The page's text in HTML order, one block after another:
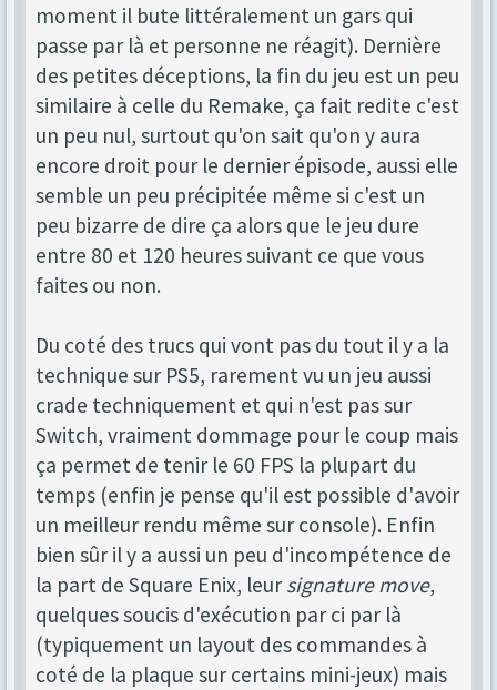
moment il bute littéralement un gars qui
passe par là et personne ne réagit). Dernière
des petites déceptions, la fin du jeu est un peu
similaire à celle du Remake, ça fait redite c'est
un peu nul, surtout qu'on sait qu'on y aura
encore droit pour le dernier épisode, aussi elle
semble un peu précipitée même si c'est un
peu bizarre de dire ça alors que le jeu dure
entre 80 et 120 heures suivant ce que vous
faites ou non.
Du coté des trucs qui vont pas du tout il y a la
technique sur PS5, rarement vu un jeu aussi
crade techniquement et qui n'est pas sur
Switch, vraiment dommage pour le coup mais
ça permet de tenir le 60 FPS la plupart du
temps (enfin je pense qu'il est possible d'avoir
un meilleur rendu même sur console). Enfin
bien sûr il y a aussi un peu d'incompétence de
la part de Square Enix, leursignature move,
quelques soucis d'exécution par ci par là
(typiquement un layout des commandes à
coté de la plaque sur certains mini-jeux) mais